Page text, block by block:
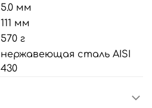
5.0 мм
111 мм
570 г
нержавеющая сталь AISI
430